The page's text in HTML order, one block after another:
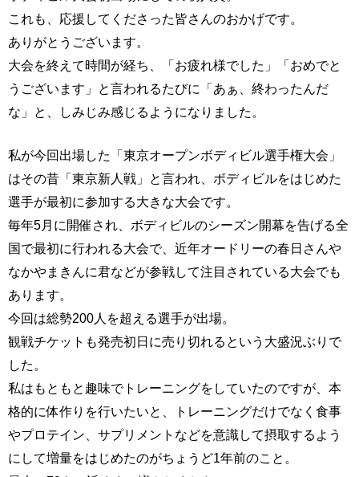
これも、応援してくださった皆さんのおかげです。
ありがとうございます。
大会を終えて時間が経ち、「お疲れ様でした」「おめでと
うございます」と言われるたびに「あぁ、終わったんだ
な」と、しみじみ感じるようになりました。
私が今回出場した「東京オープンボディビル選手権大会」
はその昔「東京新人戦」と言われ、ボディビルをはじめた
選手が最初に参加する大きな大会です。
毎年5月に開催され、ボディビルのシーズン開幕を告げる全
国で最初に行われる大会で、近年オードリーの春日さんや
なかやまきんに君などが参戦して注目されている大会でも
あります。
今回は総勢200人を超える選手が出場。
観戦チケットも発売初日に売り切れるという大盛況ぶりで
した。
私はもともと趣味でトレーニングをしていたのですが、本
格的に体作りを行いたいと、トレーニングだけでなく食事
やプロテイン、サプリメントなどを意識して摂取するよう
にして増量をはじめたのがちょうど1年前のこと。